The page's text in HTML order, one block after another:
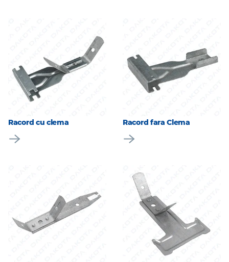
Racord cu clema Racord fara Clema